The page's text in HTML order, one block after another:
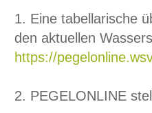
1. Eine tabellarische
den aktuellen
https://
2. PEGELONLINE